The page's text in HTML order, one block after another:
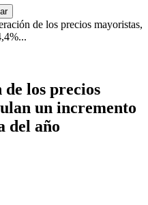
de los precios mayoristas,
los precios
un incremento
del año